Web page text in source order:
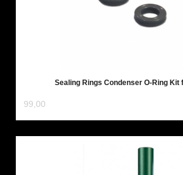
Sealing Rings Condenser O-Ring Kit
99,00